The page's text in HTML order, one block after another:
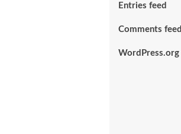
Entries feed
Comments feed
WordPress.org